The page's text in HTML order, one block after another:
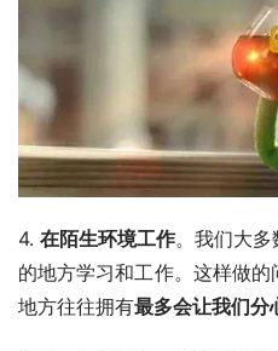
4. 在陌生环境工作。我们大多
的地方学习和工作。这样做
地方往往拥有最多会让我们分